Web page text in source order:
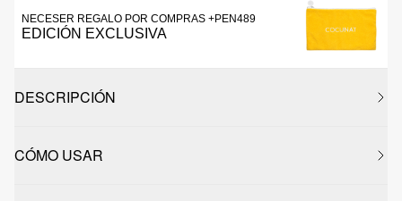
NECESER REGALO POR COMPRAS +PEN489
EDICIÓN EXCLUSIVA
DESCRIPCIÓN
CÓMO USAR